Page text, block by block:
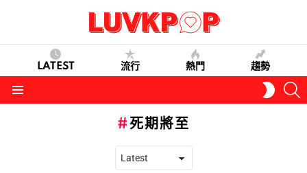
LATEST 流行 熱門 趨勢
SKIN
死期將至